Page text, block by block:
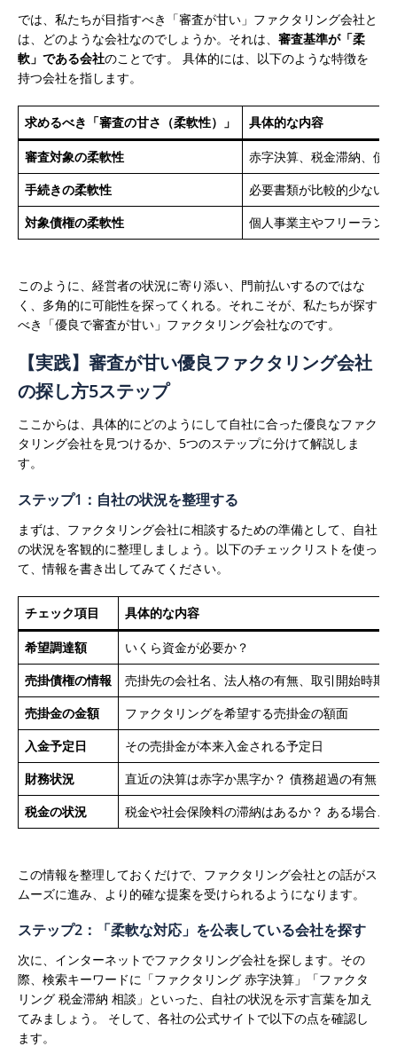
では、私たちが目指すべき「審査が甘い」ファクタリング会社と
は、どのような会社なのでしょうか。それは、 審査基準が「柔
軟」である会社のことです。
具体的には、以下のような特徴を
持つ会社を指します。
求めるべき「審査の甘さ（柔軟性）」 具体的な内容
審査対象の柔軟性
赤字決算、税金滞納、債
手続きの柔軟性
必要書類が比較的少ない
対象債権の柔軟性
個人事業主やフリーラン
このように、経営者の状況に寄り添い、門前払いするのではな
く、多角的に可能性を探ってくれる。それこそが、私たちが探す
べき「優良で審査が甘い」ファクタリング会社なのです。
【実践】審査が甘い優良ファクタリング会社
の探し方5ステップ
ここからは、具体的にどのようにして自社に合った優良なファク
タリング会社を見つけるか、5つのステップに分けて解説しま
す。
ステップ1：自社の状況を整理する
まずは、ファクタリング会社に相談するための準備として、自社
の状況を客観的に整理しましょう。以下のチェックリストを使っ
て、情報を書き出してみてください。
チェック項目 具体的な内容
希望調達額
いくら資金が必要か？
売掛債権の情報
売掛先の会社名、法人格の有無、取引開始時期
売掛金の金額
ファクタリングを希望する売掛金の額面
入金予定日
その売掛金が本来入金される予定日
財務状況
直近の決算は赤字か黒字か？ 債務超過の有無
税金の状況
税金や社会保険料の滞納はあるか？ ある場合、
この情報を整理しておくだけで、ファクタリング会社との話がス
ムーズに進み、より的確な提案を受けられるようになります。
ステップ2：「柔軟な対応」を公表している会社を探す
次に、インターネットでファクタリング会社を探します。その
際、検索キーワードに「ファクタリング 赤字決算」「ファクタ
リング 税金滞納 相談」といった、自社の状況を示す言葉を加え
てみましょう。
そして、各社の公式サイトで以下の点を確認し
ます。